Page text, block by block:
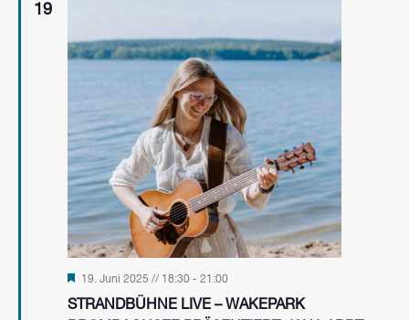
19
STRANDBÜHNE LIVE – WAKEPARK
Hervorgehoben
19. Juni 2025 // 18:30 - 21:00